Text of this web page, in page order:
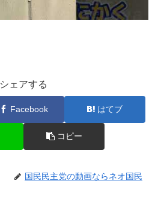
シェアする
Facebook はてブ
コピー
国民民主党の動画ならネオ国民